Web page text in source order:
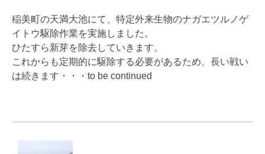
稲美町の天満大池にて、特定外来生物のナガエツルノゲ
イトウ駆除作業を実施しました。
ひたすら新芽を除去していきます。
これからも定期的に駆除する必要があるため、長い戦い
は続きます・・・to be continued